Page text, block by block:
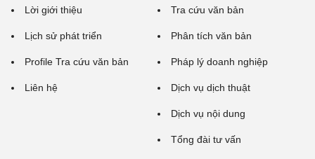
Lời giới thiệu
Lịch sử phát triển
Profile Tra cứu văn bản
Liên hệ
Tra cứu văn bản
Phân tích văn bản
Pháp lý doanh nghiệp
Dịch vụ dịch thuật
Dịch vụ nội dung
Tổng đài tư vấn